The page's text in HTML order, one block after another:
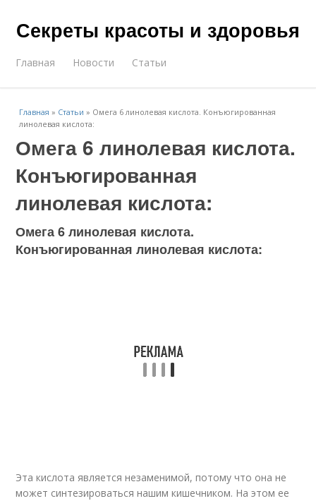
Секреты красоты и здоровья
Главная Новости Статьи
Главная » Статьи » Омега 6 линолевая кислота. Конъюгированная
линолевая кислота:
Омега 6 линолевая кислота.
Конъюгированная
линолевая кислота:
Омега 6 линолевая кислота.
Конъюгированная линолевая кислота:
Эта кислота является незаменимой, потому что она не
может синтезироваться нашим кишечником. На этом ее